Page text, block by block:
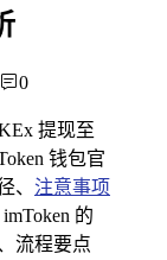
0
提现至
钱包官
、 注意事项
的
流程要点